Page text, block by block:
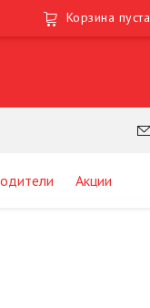
Корзина пуста
Акции